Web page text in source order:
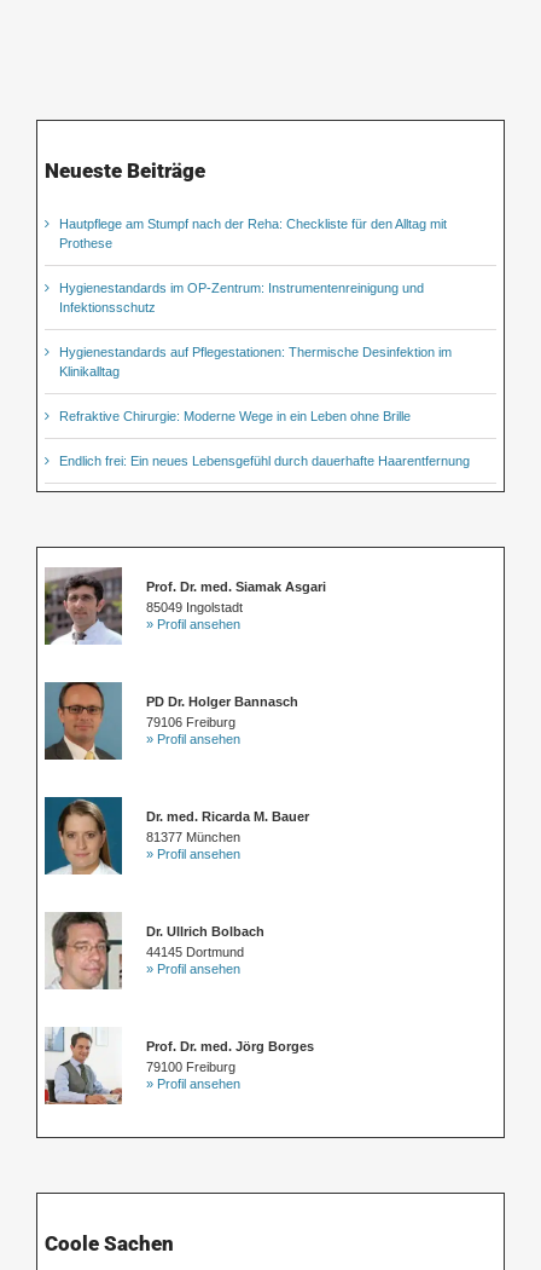
Neueste Beiträge
Hautpflege am Stumpf nach der Reha: Checkliste für den Alltag mit
Prothese
Hygienestandards im OP-Zentrum: Instrumentenreinigung und
Infektionsschutz
Hygienestandards auf Pflegestationen: Thermische Desinfektion im
Klinikalltag
Refraktive Chirurgie: Moderne Wege in ein Leben ohne Brille
Endlich frei: Ein neues Lebensgefühl durch dauerhafte Haarentfernung
Prof. Dr. med. Siamak Asgari
85049 Ingolstadt
» Profil ansehen
PD Dr. Holger Bannasch
79106 Freiburg
» Profil ansehen
Dr. med. Ricarda M. Bauer
81377 München
» Profil ansehen
Dr. Ullrich Bolbach
44145 Dortmund
» Profil ansehen
Prof. Dr. med. Jörg Borges
79100 Freiburg
» Profil ansehen
Coole Sachen